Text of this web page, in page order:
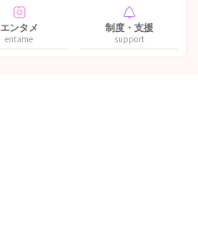
エンタメ
entame
制度・支援
support